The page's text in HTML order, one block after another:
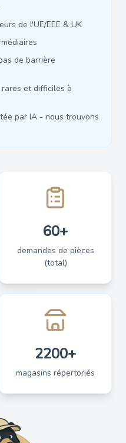
de l'UE/EEE & UK
de barrière
et difficiles à
par IA - nous trouvons
60+
demandes de pièces
(total)
2200+
magasins répertoriés